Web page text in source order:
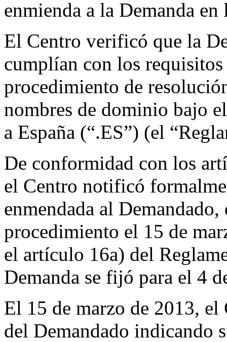
enmienda a la Demanda en
El Centro verificó que la
cumplían con los
procedimiento de
nombres de dominio bajo
a España (“.ES”) (el
De conformidad con los
el Centro notificó
enmendada al
procedimiento el 15 de
el artículo 16a) del
Demanda se fijó para el 4
El 15 de marzo de 2013,
del Demandado indicando